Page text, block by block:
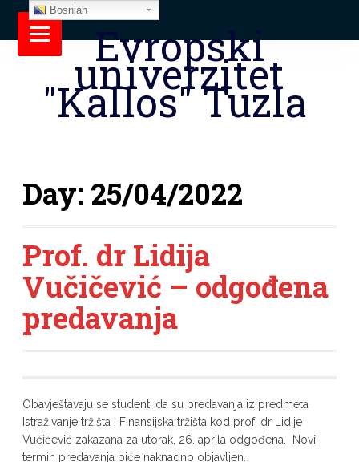
Evropski
univerzitet
"Kallos" Tuzla
Day: 25/04/2022
Prof. dr Lidija
Vučičević – odgođena
predavanja
Obavještavaju se studenti da su predavanja iz predmeta
Istraživanje tržišta i Finansijska tržišta kod prof. dr Lidije
Vučičević zakazana za utorak, 26. aprila odgođena. Novi
termin predavanja biće naknadno objavljen.
Bosnian